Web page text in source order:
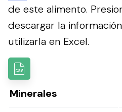
de este alimento.
descargar la
utilizarla en Excel.
Minerales